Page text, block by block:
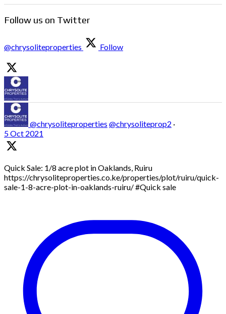
Follow us on Twitter
@chrysoliteproperties Follow
@chrysoliteproperties @chrysoliteprop2 ·
5 Oct 2021
Quick Sale: 1/8 acre plot in Oaklands, Ruiru
https://chrysoliteproperties.co.ke/properties/plot/ruiru/quick-
sale-1-8-acre-plot-in-oaklands-ruiru/ #Quick sale